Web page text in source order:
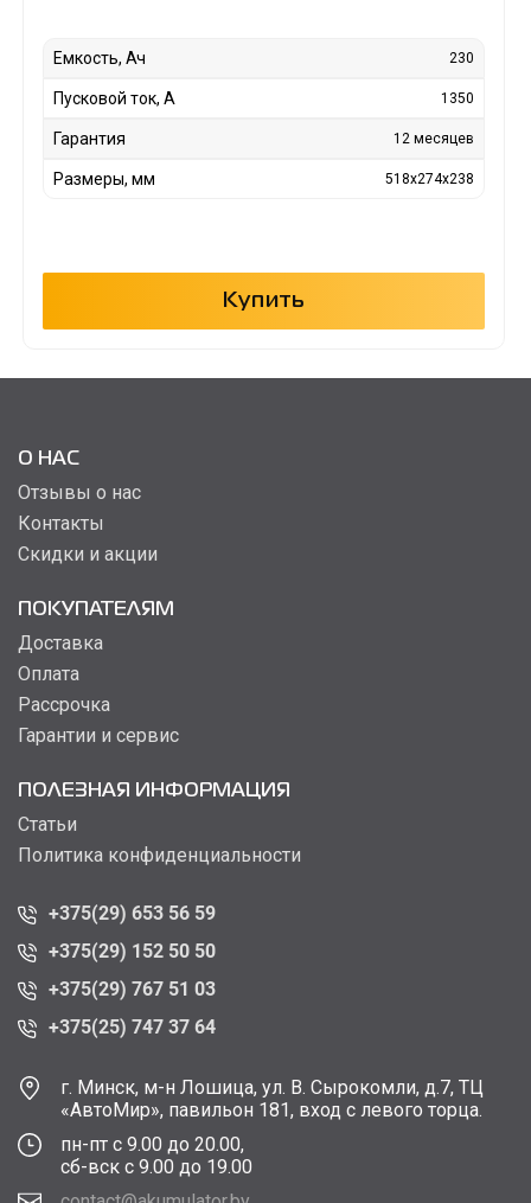
Емкость, Ач 230
Пусковой ток, А 1350
Гарантия 12 месяцев
Размеры, мм 518x274x238
Купить
О НАС
Отзывы о нас
Контакты
Скидки и акции
ПОКУПАТЕЛЯМ
Доставка
Оплата
Рассрочка
Гарантии и сервис
ПОЛЕЗНАЯ ИНФОРМАЦИЯ
Статьи
Политика конфиденциальности
+375(29) 653 56 59
+375(29) 152 50 50
+375(29) 767 51 03
+375(25) 747 37 64
г. Минск, м-н Лошица, ул. В. Сырокомли, д.7, ТЦ
«АвтоМир», павильон 181, вход с левого торца.
пн-пт с 9.00 до 20.00,
сб-вск с 9.00 до 19.00